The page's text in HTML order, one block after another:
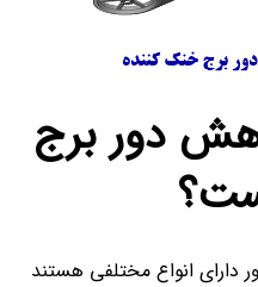
دور برج
دارای انواع مختلفی هستند